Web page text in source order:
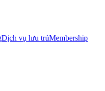
Dịch vụ lưu trúMembership